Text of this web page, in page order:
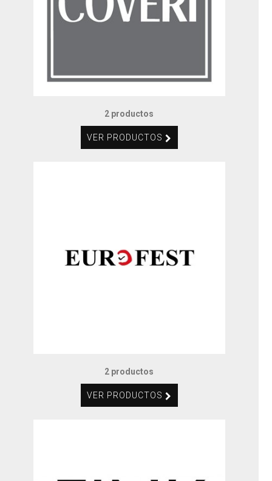
2 productos
VER PRODUCTOS
2 productos
VER PRODUCTOS